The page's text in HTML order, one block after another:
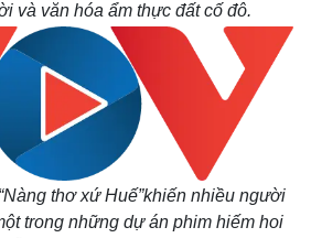
và văn hóa ẩm thực đất cố đô.
thơ xứ Huế”khiến nhiều người
trong những dự án phim hiếm hoi